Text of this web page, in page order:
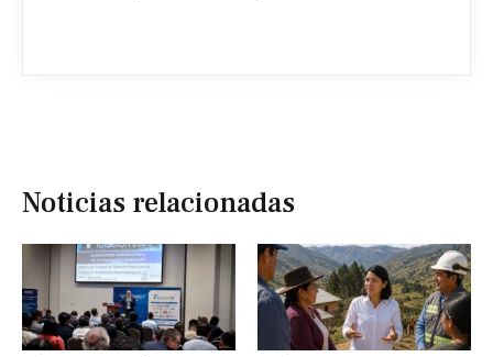
Noticias relacionadas